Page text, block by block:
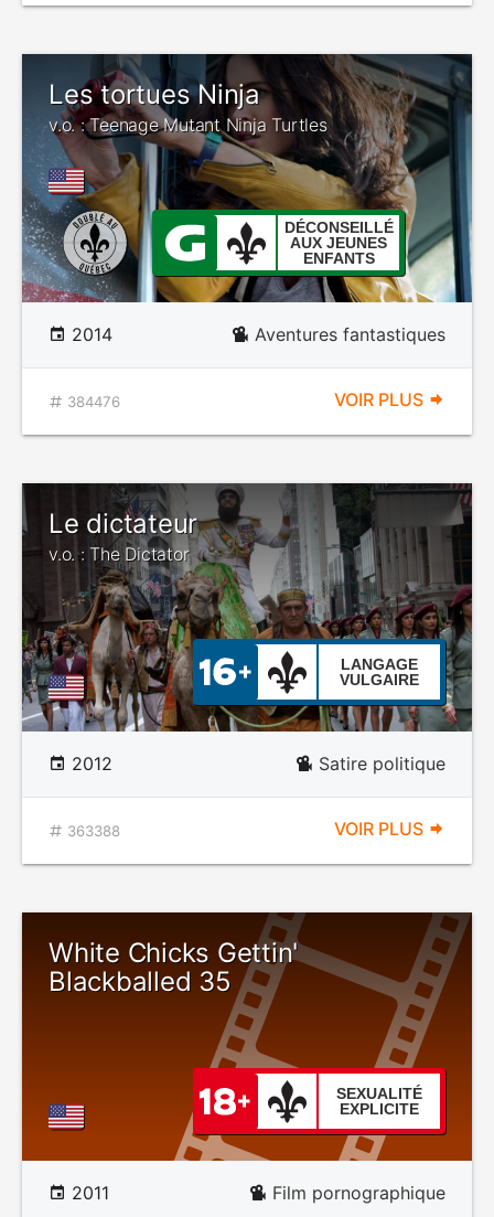
Les tortues Ninja
v.o. : Teenage Mutant Ninja Turtles
DÉCONSEILLÉ
AUX JEUNES
ENFANTS
2014 Aventures fantastiques
384476 VOIR PLUS
Le dictateur
v.o. : The Dictator
LANGAGE
VULGAIRE
2012 Satire politique
363388 VOIR PLUS
White Chicks Gettin'
Blackballed 35
SEXUALITÉ
EXPLICITE
2011 Film pornographique